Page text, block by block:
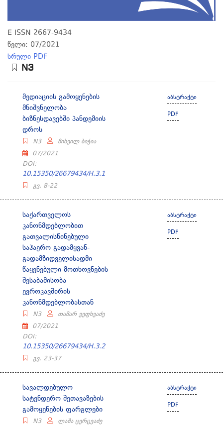
E ISSN 2667-9434
წელი: 07/2021
სრული PDF
N3
მედიაციის გამოყენების
მნიშვნელობა
ბიზნესდავებში პანდემიის
დროს
N3
მიხეილ ბიჭია
07/2021
DOI:
10.15350/26679434/H.3.1
გვ. 8-22
აბსტრაქტი
PDF
საქართველოს
კანონმდებლობით
გათვალისწინებული
საჰაერო გადამყვან-
გადამზიდველისადმი
წაყენებული მოთხოვნების
შესაბამისობა
ევროკავშირის
კანონმდებლობასთან
N3
თამარ ვეფხვაძე
07/2021
DOI:
10.15350/26679434/H.3.2
გვ. 23-37
აბსტრაქტი
PDF
სავალდებულო
სატენდერო შეთავაზების
გამოყენების ფარგლები
N3
ლაშა ცერცვაძე
აბსტრაქტი
PDF